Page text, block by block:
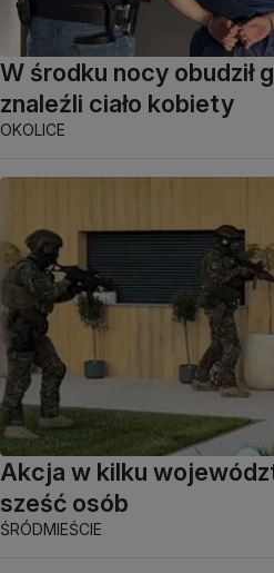
W środku nocy obudził
znaleźli ciało kobiety
OKOLICE
Akcja w kilku
sześć osób
ŚRÓDMIEŚCIE